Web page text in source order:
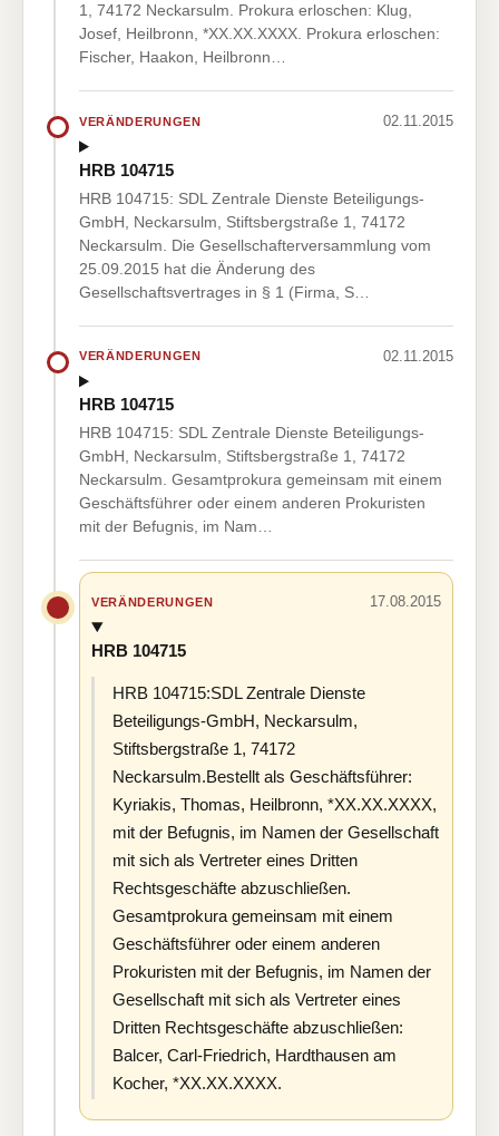
1, 74172 Neckarsulm. Prokura erloschen: Klug,
Josef, Heilbronn, *XX.XX.XXXX. Prokura erloschen:
Fischer, Haakon, Heilbronn…
VERÄNDERUNGEN 02.11.2015
HRB 104715
HRB 104715: SDL Zentrale Dienste Beteiligungs-
GmbH, Neckarsulm, Stiftsbergstraße 1, 74172
Neckarsulm. Die Gesellschafterversammlung vom
25.09.2015 hat die Änderung des
Gesellschaftsvertrages in § 1 (Firma, S…
VERÄNDERUNGEN 02.11.2015
HRB 104715
HRB 104715: SDL Zentrale Dienste Beteiligungs-
GmbH, Neckarsulm, Stiftsbergstraße 1, 74172
Neckarsulm. Gesamtprokura gemeinsam mit einem
Geschäftsführer oder einem anderen Prokuristen
mit der Befugnis, im Nam…
VERÄNDERUNGEN 17.08.2015
HRB 104715
HRB 104715:SDL Zentrale Dienste
Beteiligungs-GmbH, Neckarsulm,
Stiftsbergstraße 1, 74172
Neckarsulm.Bestellt als Geschäftsführer:
Kyriakis, Thomas, Heilbronn, *XX.XX.XXXX,
mit der Befugnis, im Namen der Gesellschaft
mit sich als Vertreter eines Dritten
Rechtsgeschäfte abzuschließen.
Gesamtprokura gemeinsam mit einem
Geschäftsführer oder einem anderen
Prokuristen mit der Befugnis, im Namen der
Gesellschaft mit sich als Vertreter eines
Dritten Rechtsgeschäfte abzuschließen:
Balcer, Carl-Friedrich, Hardthausen am
Kocher, *XX.XX.XXXX.